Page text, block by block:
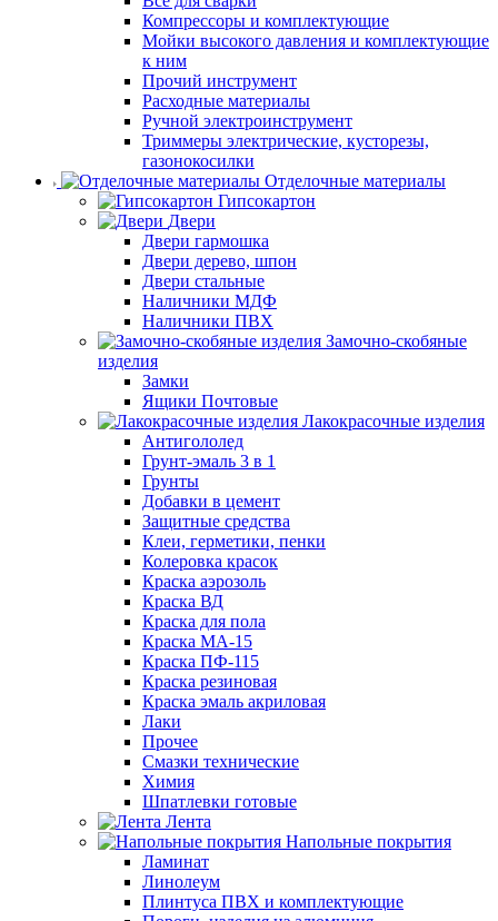
Компрессоры и комплектующие
Мойки высокого давления и комплектующие
к ним
Прочий инструмент
Расходные материалы
Ручной электроинструмент
Триммеры электрические, кусторезы,
газонокосилки
Отделочные материалы
Гипсокартон
Двери
Двери гармошка
Двери дерево, шпон
Двери стальные
Наличники МДФ
Наличники ПВХ
Замочно-скобяные
изделия
Замки
Ящики Почтовые
Лакокрасочные изделия
Антигололед
Грунт-эмаль 3 в 1
Грунты
Добавки в цемент
Защитные средства
Клеи, герметики, пенки
Колеровка красок
Краска аэрозоль
Краска ВД
Краска для пола
Краска МА-15
Краска ПФ-115
Краска резиновая
Краска эмаль акриловая
Лаки
Прочее
Смазки технические
Химия
Шпатлевки готовые
Лента
Напольные покрытия
Ламинат
Линолеум
Плинтуса ПВХ и комплектующие